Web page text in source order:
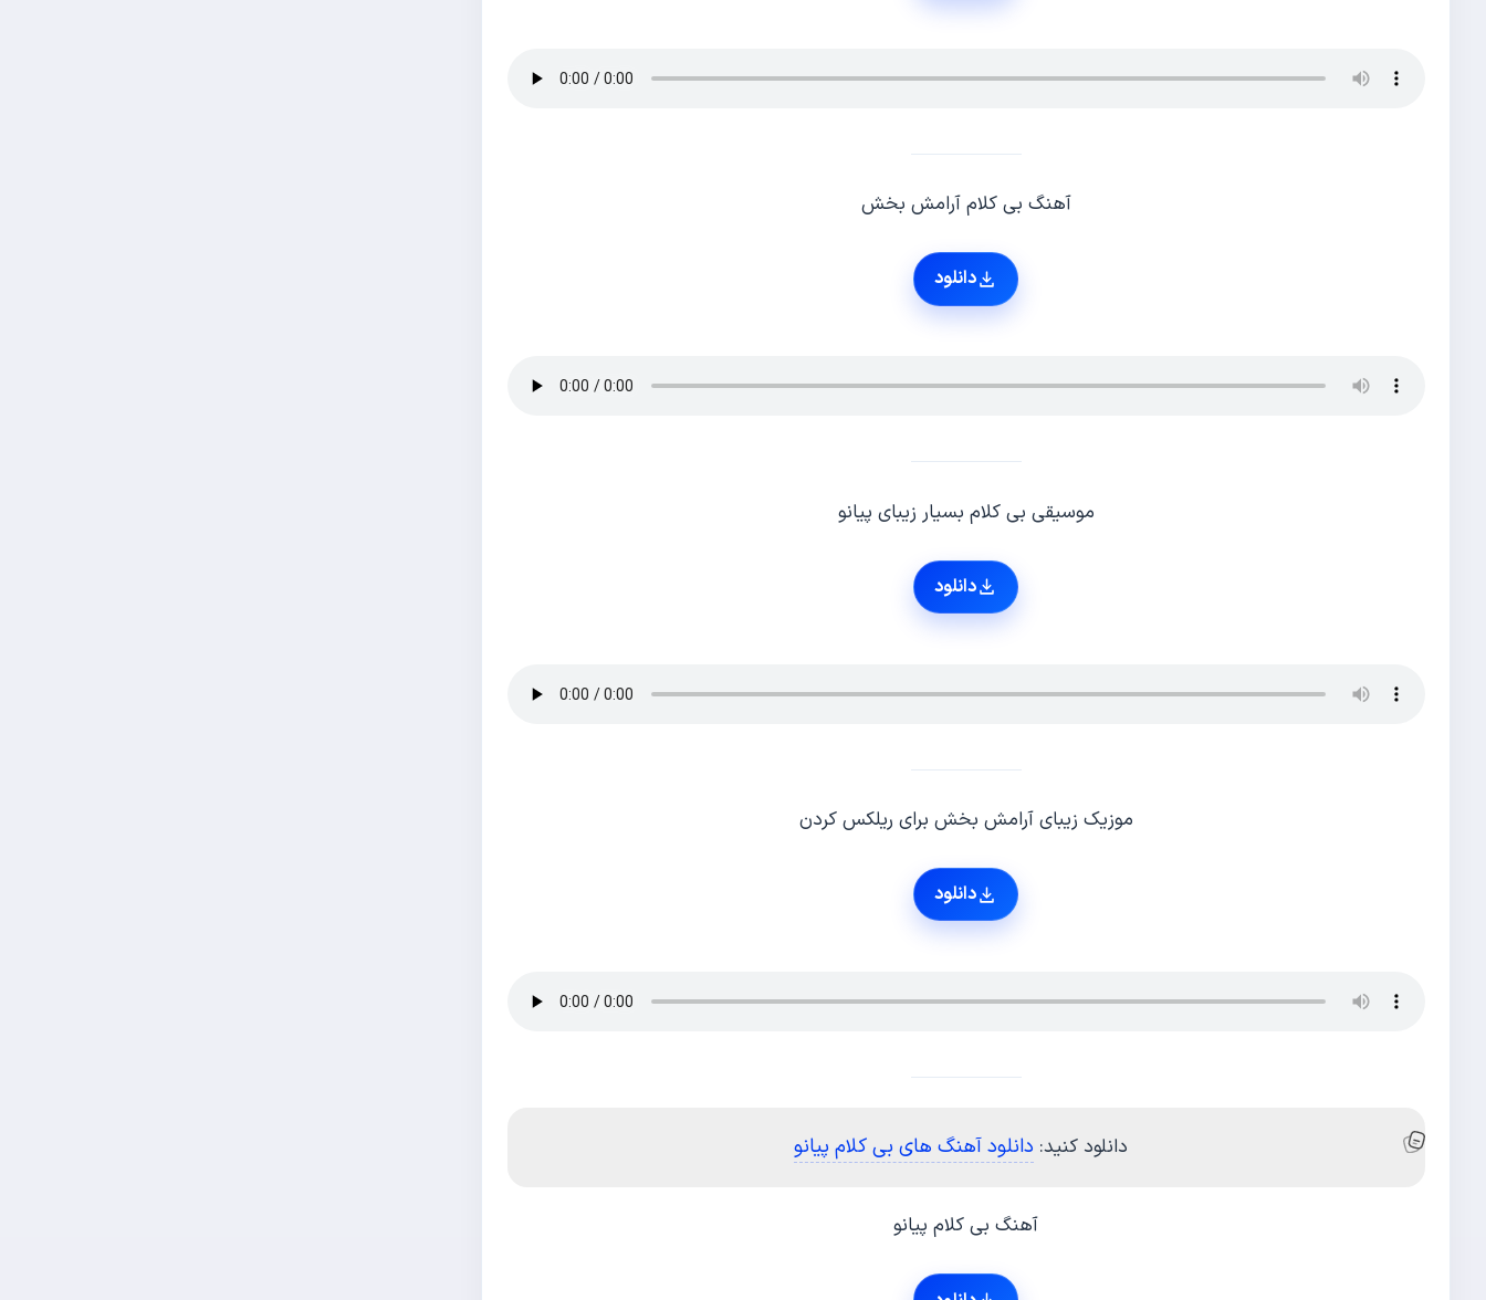
آهنگ بی کلام آرامش بخش
دانلود
موسیقی بی کلام بسیار زیبای پیانو
دانلود
موزیک زیبای آرامش بخش برای ریلکس کردن
دانلود
دانلود کنید: دانلود آهنگ های بی کلام پیانو
آهنگ بی کلام پیانو